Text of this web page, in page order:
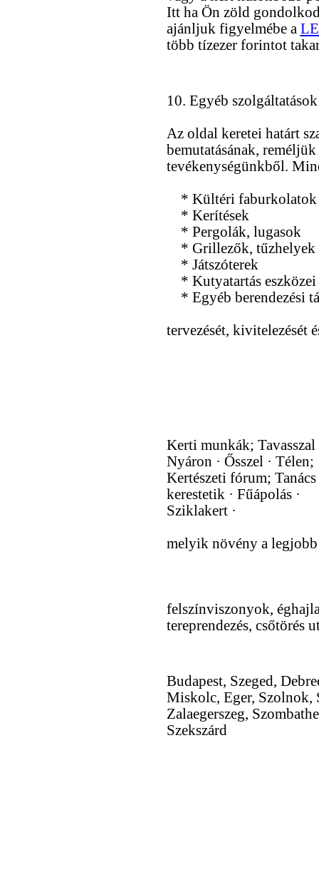
Itt ha Ön zöld
ajánljuk figyelmébe a
több tízezer forintot
10. Egyéb szolgáltatások
Az oldal keretei határt
bemutatásának,
tevékenységünkből.
* Kültéri faburkolatok
* Kerítések
* Pergolák, lugasok
* Grillezők, tűzhelyek
* Játszóterek
* Kutyatartás eszközei
* Egyéb berendezési
tervezését, kivitelezését
Kerti munkák; Tavasszal
Nyáron · Ősszel · Télen;
Kertészeti fórum; Tanács
kerestetik · Fűápolás ·
Sziklakert ·
melyik növény a
felszínviszonyok,
tereprendezés, csőtörés
Budapest, Szeged,
Miskolc, Eger, Szolnok,
Zalaegerszeg,
Szekszárd